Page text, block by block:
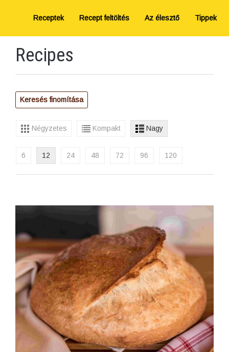
Receptek Recept feltöltés Az élesztő Tippek
Recipes
Keresés finomítása
Négyzetes Kompakt Nagy
6 12 24 48 72 96 120